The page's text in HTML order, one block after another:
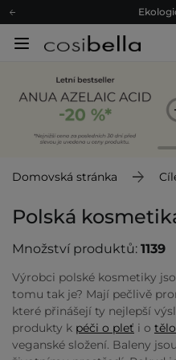
Domovská stránka
Polská
Množství produktů: 1139
Výrobci polské kosmetiky
tomu tak je? Mají pečlivě
které přinášejí ty nejlepší
produkty k péči o pleť i o tělo
veganské složení. Baleny